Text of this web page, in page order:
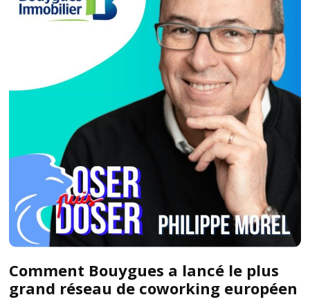
Comment Bouygues a lancé le plus
grand réseau de coworking européen